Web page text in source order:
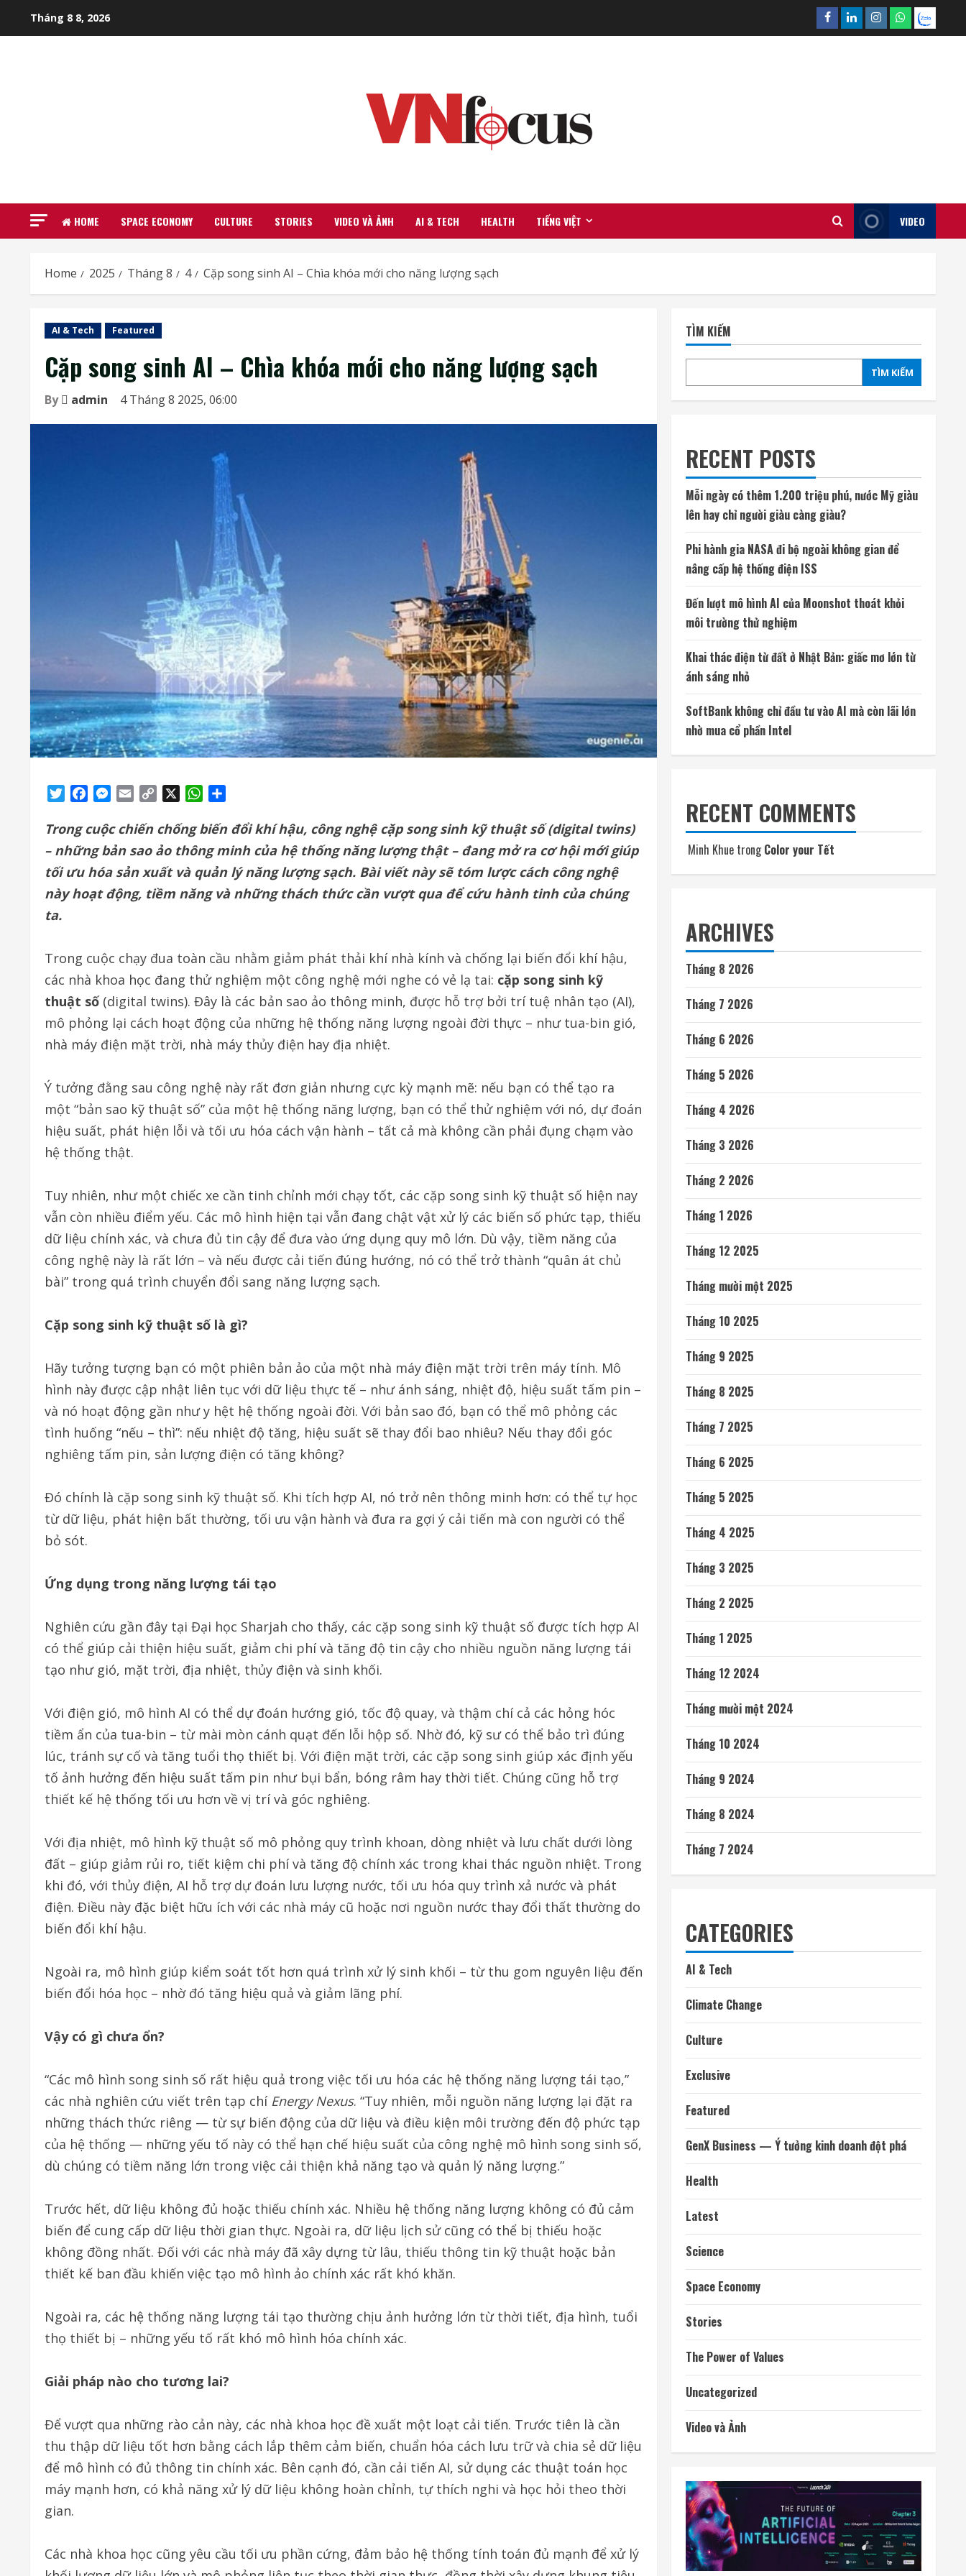
Tháng 8 8, 2026 Facebook
LinkedinInstagram
What’sapp
Zalo
HOME SPACE ECONOMY CULTURE STORIES VIDEO VÀ ẢNH AI & TECH HEALTH TIẾNG VIỆT VIDEO
Home 2025 Tháng 8 4 Cặp song sinh AI – Chìa khóa mới cho năng lượng sạch
AI & Tech Featured
Cặp song sinh AI – Chìa khóa mới cho năng lượng sạch
By admin 4 Tháng 8 2025, 06:00
TwitterFacebookMessenger
Email
Copy
WhatsApp
Trong cuộc chiến chống biến đổi khí hậu, công nghệ cặp song sinh kỹ thuật số (digital twins)
– những bản sao ảo thông minh của hệ thống năng lượng thật – đang mở ra cơ hội mới giúp
tối ưu hóa sản xuất và quản lý năng lượng sạch. Bài viết này sẽ tóm lược cách công nghệ
này hoạt động, tiềm năng và những thách thức cần vượt qua để cứu hành tinh của chúng
ta.
Trong cuộc chạy đua toàn cầu nhằm giảm phát thải khí nhà kính và chống lại biến đổi khí hậu,
các nhà khoa học đang thử nghiệm một công nghệ mới nghe có vẻ lạ tai: cặp song sinh kỹ
thuật số (digital twins). Đây là các bản sao ảo thông minh, được hỗ trợ bởi trí tuệ nhân tạo (AI),
mô phỏng lại cách hoạt động của những hệ thống năng lượng ngoài đời thực – như tua-bin gió,
nhà máy điện mặt trời, nhà máy thủy điện hay địa nhiệt.
Ý tưởng đằng sau công nghệ này rất đơn giản nhưng cực kỳ mạnh mẽ: nếu bạn có thể tạo ra
một “bản sao kỹ thuật số” của một hệ thống năng lượng, bạn có thể thử nghiệm với nó, dự đoán
hiệu suất, phát hiện lỗi và tối ưu hóa cách vận hành – tất cả mà không cần phải đụng chạm vào
hệ thống thật.
Tuy nhiên, như một chiếc xe cần tinh chỉnh mới chạy tốt, các cặp song sinh kỹ thuật số hiện nay
vẫn còn nhiều điểm yếu. Các mô hình hiện tại vẫn đang chật vật xử lý các biến số phức tạp, thiếu
dữ liệu chính xác, và chưa đủ tin cậy để đưa vào ứng dụng quy mô lớn. Dù vậy, tiềm năng của
công nghệ này là rất lớn – và nếu được cải tiến đúng hướng, nó có thể trở thành “quân át chủ
bài” trong quá trình chuyển đổi sang năng lượng sạch.
Cặp song sinh kỹ thuật số là gì?
Hãy tưởng tượng bạn có một phiên bản ảo của một nhà máy điện mặt trời trên máy tính. Mô
hình này được cập nhật liên tục với dữ liệu thực tế – như ánh sáng, nhiệt độ, hiệu suất tấm pin –
và nó hoạt động gần như y hệt hệ thống ngoài đời. Với bản sao đó, bạn có thể mô phỏng các
tình huống “nếu – thì”: nếu nhiệt độ tăng, hiệu suất sẽ thay đổi bao nhiêu? Nếu thay đổi góc
nghiêng tấm pin, sản lượng điện có tăng không?
Đó chính là cặp song sinh kỹ thuật số. Khi tích hợp AI, nó trở nên thông minh hơn: có thể tự học
từ dữ liệu, phát hiện bất thường, tối ưu vận hành và đưa ra gợi ý cải tiến mà con người có thể
bỏ sót.
Ứng dụng trong năng lượng tái tạo
Nghiên cứu gần đây tại Đại học Sharjah cho thấy, các cặp song sinh kỹ thuật số được tích hợp AI
có thể giúp cải thiện hiệu suất, giảm chi phí và tăng độ tin cậy cho nhiều nguồn năng lượng tái
tạo như gió, mặt trời, địa nhiệt, thủy điện và sinh khối.
Với điện gió, mô hình AI có thể dự đoán hướng gió, tốc độ quay, và thậm chí cả các hỏng hóc
tiềm ẩn của tua-bin – từ mài mòn cánh quạt đến lỗi hộp số. Nhờ đó, kỹ sư có thể bảo trì đúng
lúc, tránh sự cố và tăng tuổi thọ thiết bị. Với điện mặt trời, các cặp song sinh giúp xác định yếu
tố ảnh hưởng đến hiệu suất tấm pin như bụi bẩn, bóng râm hay thời tiết. Chúng cũng hỗ trợ
thiết kế hệ thống tối ưu hơn về vị trí và góc nghiêng.
Với địa nhiệt, mô hình kỹ thuật số mô phỏng quy trình khoan, dòng nhiệt và lưu chất dưới lòng
đất – giúp giảm rủi ro, tiết kiệm chi phí và tăng độ chính xác trong khai thác nguồn nhiệt. Trong
khi đó, với thủy điện, AI hỗ trợ dự đoán lưu lượng nước, tối ưu hóa quy trình xả nước và phát
điện. Điều này đặc biệt hữu ích với các nhà máy cũ hoặc nơi nguồn nước thay đổi thất thường do
biến đổi khí hậu.
Ngoài ra, mô hình giúp kiểm soát tốt hơn quá trình xử lý sinh khối – từ thu gom nguyên liệu đến
biến đổi hóa học – nhờ đó tăng hiệu quả và giảm lãng phí.
Vậy có gì chưa ổn?
“Các mô hình song sinh số rất hiệu quả trong việc tối ưu hóa các hệ thống năng lượng tái tạo,”
các nhà nghiên cứu viết trên tạp chí Energy Nexus. “Tuy nhiên, mỗi nguồn năng lượng lại đặt ra
những thách thức riêng — từ sự biến động của dữ liệu và điều kiện môi trường đến độ phức tạp
của hệ thống — những yếu tố này có thể hạn chế hiệu suất của công nghệ mô hình song sinh số,
dù chúng có tiềm năng lớn trong việc cải thiện khả năng tạo và quản lý năng lượng.”
Trước hết, dữ liệu không đủ hoặc thiếu chính xác. Nhiều hệ thống năng lượng không có đủ cảm
biến để cung cấp dữ liệu thời gian thực. Ngoài ra, dữ liệu lịch sử cũng có thể bị thiếu hoặc
không đồng nhất. Đối với các nhà máy đã xây dựng từ lâu, thiếu thông tin kỹ thuật hoặc bản
thiết kế ban đầu khiến việc tạo mô hình ảo chính xác rất khó khăn.
Ngoài ra, các hệ thống năng lượng tái tạo thường chịu ảnh hưởng lớn từ thời tiết, địa hình, tuổi
thọ thiết bị – những yếu tố rất khó mô hình hóa chính xác.
Giải pháp nào cho tương lai?
Để vượt qua những rào cản này, các nhà khoa học đề xuất một loạt cải tiến. Trước tiên là cần
thu thập dữ liệu tốt hơn bằng cách lắp thêm cảm biến, chuẩn hóa cách lưu trữ và chia sẻ dữ liệu
để mô hình có đủ thông tin chính xác. Bên cạnh đó, cần cải tiến AI, sử dụng các thuật toán học
máy mạnh hơn, có khả năng xử lý dữ liệu không hoàn chỉnh, tự thích nghi và học hỏi theo thời
gian.
Các nhà khoa học cũng yêu cầu tối ưu phần cứng, đảm bảo hệ thống tính toán đủ mạnh để xử lý
TÌM KIẾM
TÌM KIẾM
RECENT POSTS
Mỗi ngày có thêm 1.200 triệu phú, nước Mỹ giàu
lên hay chỉ người giàu càng giàu?
Phi hành gia NASA đi bộ ngoài không gian để
nâng cấp hệ thống điện ISS
Đến lượt mô hình AI của Moonshot thoát khỏi
môi trường thử nghiệm
Khai thác điện từ đất ở Nhật Bản: giấc mơ lớn từ
ánh sáng nhỏ
SoftBank không chỉ đầu tư vào AI mà còn lãi lớn
nhờ mua cổ phần Intel
RECENT COMMENTS
Minh Khue trongColor your Tết
ARCHIVES
Tháng 8 2026
Tháng 7 2026
Tháng 6 2026
Tháng 5 2026
Tháng 4 2026
Tháng 3 2026
Tháng 2 2026
Tháng 1 2026
Tháng 12 2025
Tháng mười một 2025
Tháng 10 2025
Tháng 9 2025
Tháng 8 2025
Tháng 7 2025
Tháng 6 2025
Tháng 5 2025
Tháng 4 2025
Tháng 3 2025
Tháng 2 2025
Tháng 1 2025
Tháng 12 2024
Tháng mười một 2024
Tháng 10 2024
Tháng 9 2024
Tháng 8 2024
Tháng 7 2024
CATEGORIES
AI & Tech
Climate Change
Culture
Exclusive
Featured
GenX Business — Ý tưởng kinh doanh đột phá
Health
Latest
Science
Space Economy
Stories
The Power of Values
Uncategorized
Video và Ảnh